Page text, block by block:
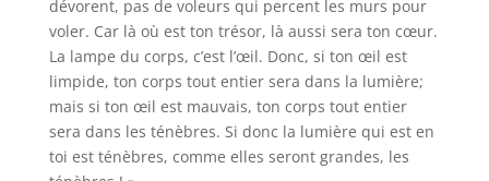
dévorent, pas de voleurs qui percent les murs pour
voler. Car là où est ton trésor, là aussi sera ton cœur.
La lampe du corps, c’est l’œil. Donc, si ton œil est
limpide, ton corps tout entier sera dans la lumière;
mais si ton œil est mauvais, ton corps tout entier
sera dans les ténèbres. Si donc la lumière qui est en
toi est ténèbres, comme elles seront grandes, les